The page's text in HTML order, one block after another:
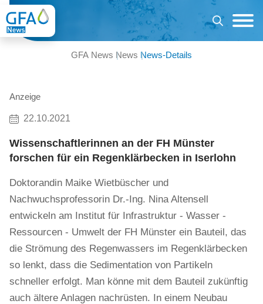
GFA News News News-Details
Anzeige
22.10.2021
Wissenschaftlerinnen an der FH Münster
forschen für ein Regenklärbecken in Iserlohn
Doktorandin Maike Wietbüscher und
Nachwuchsprofessorin Dr.-Ing. Nina Altensell
entwickeln am Institut für Infrastruktur - Wasser -
Ressourcen - Umwelt der FH Münster ein Bauteil, das
die Strömung des Regenwassers im Regenklärbecken
so lenkt, dass die Sedimentation von Partikeln
schneller erfolgt. Man könne mit dem Bauteil zukünftig
auch ältere Anlagen nachrüsten. In einem Neubau